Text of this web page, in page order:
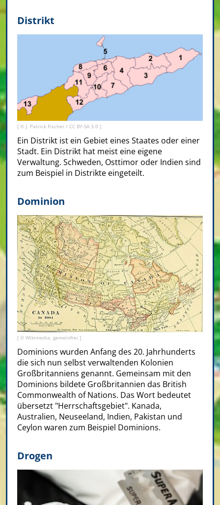
Distrikt
[ © J. Patrick Fischer / CC BY-SA 3.0 ]
Ein Distrikt ist ein Gebiet eines Staates oder einer
Stadt. Ein Distrikt hat meist eine eigene
Verwaltung. Schweden, Osttimor oder Indien sind
zum Beispiel in Distrikte eingeteilt.
Dominion
[ © Wikimedia, gemeinfrei ]
Dominions wurden Anfang des 20. Jahrhunderts
die sich nun selbst verwaltenden Kolonien
Großbritanniens genannt. Gemeinsam mit den
Dominions bildete Großbritannien das British
Commonwealth of Nations. Das Wort bedeutet
übersetzt "Herrschaftsgebiet". Kanada,
Australien, Neuseeland, Indien, Pakistan und
Ceylon waren zum Beispiel Dominions.
Drogen